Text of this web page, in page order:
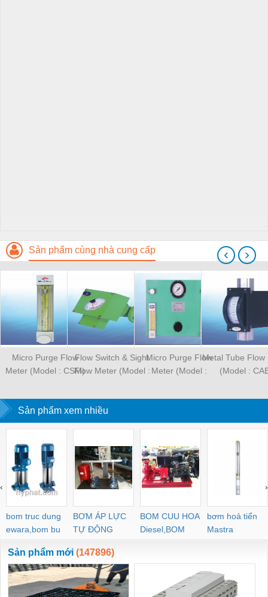
Sản phẩm cùng nhà cung cấp
Micro Purge Flow
Meter (Model : CSM)
Flow Switch & Sight
Flow Meter (Model :
Micro Purge Flow
Meter (Model :
Metal Tube Flow
(Model :
‹ ›
Sản phẩm xem nhiều
bom truc dung
ewara,bom bu
ewara
BƠM ÁP LỰC
TỰ ĐỘNG
BOM CUU HOA
Diesel,BOM
CHUA CHAY
bơm hoả tiển
Mastra
‹ ›
Sản phẩm mới (147896)